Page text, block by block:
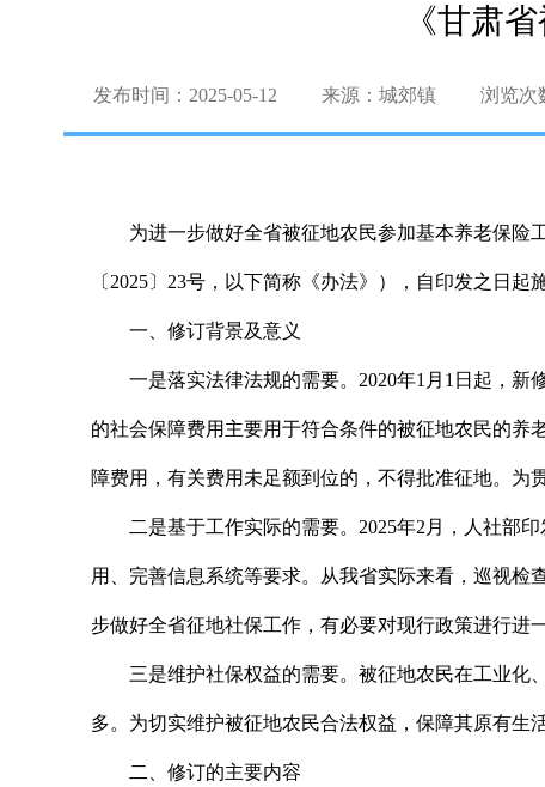
《甘肃
发布时间：2025-05-12 来源：城郊镇 浏览次
为进一步做好全省被征地农民参加基本养老保险
〔2025〕23号，以下简称《办法》），自印发之日
一、修订背景及意义
一是落实法律法规的需要。2020年1月1日起，
的社会保障费用主要用于符合条件的被征地农民的养
障费用，有关费用未足额到位的，不得批准征地。为
二是基于工作实际的需要。2025年2月，人社部
用、完善信息系统等要求。从我省实际来看，巡视
步做好全省征地社保工作，有必要对现行政策进行进
三是维护社保权益的需要。被征地农民在工业化
多。为切实维护被征地农民合法权益，保障其原有生
二、修订的主要内容